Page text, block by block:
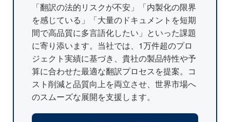
「翻訳の法的リスクが不安」「内製化の限界
を感じている」「大量のドキュメントを短期
間で高品質に多言語化したい」といった課題
に寄り添います。当社では、1万件超のプロ
ジェクト実績に基づき、貴社の製品特性や予
算に合わせた最適な翻訳プロセスを提案。コ
スト削減と品質向上を両立させ、世界市場へ
のスムーズな展開を支援します。